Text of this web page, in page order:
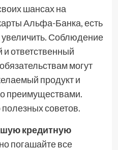
шансах на
Альфа-Банка, есть
увеличить. Соблюдение
ответственный
могут
продукт и
преимуществами.
советов.
кредитную
погашайте все